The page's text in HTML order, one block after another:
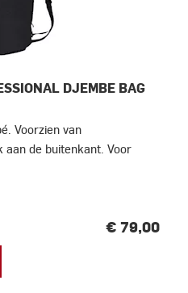
DJEMBE BAG
Voorzien van
aan de buitenkant. Voor
€ 79,00